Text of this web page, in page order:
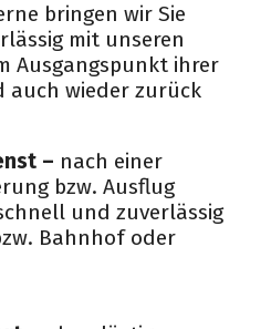
bringen wir Sie
mit unseren
Ausgangspunkt ihrer
auch wieder zurück
– nach einer
bzw. Ausflug
und zuverlässig
Bahnhof oder